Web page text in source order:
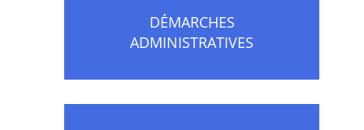
DÉMARCHES
ADMINISTRATIVES